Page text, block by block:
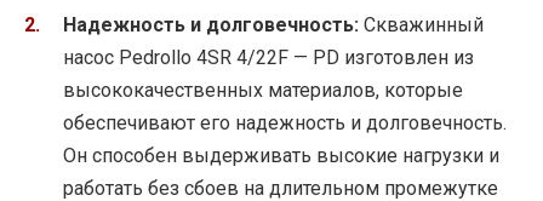
Надежность и долговечность: Скважинный
насос Pedrollo 4SR 4/22F — PD изготовлен из
высококачественных материалов, которые
обеспечивают его надежность и долговечность.
Он способен выдерживать высокие нагрузки и
работать без сбоев на длительном промежутке